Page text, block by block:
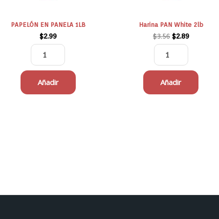
PAPELÓN EN PANELA 1LB
$2.99
Añadir
Harina PAN White 2lb
$3.56 $2.89
Añadir